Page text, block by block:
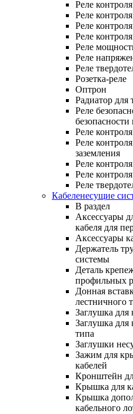
Реле
Реле
Реле
Реле
Реле
Реле
Реле
Розетка-реле
Оптрон
Радиатор для
Реле
безопасности
Реле
Реле
заземления
Реле
Реле
Реле
Кабеленесущие
В раздел
Аксессуары
кабеля для
Аксессуары
Держатель
системы
Деталь
профильных
Донная
лестничного
Заглушка для
Заглушка для
типа
Заглушки
Зажим для
кабелей
Кронштейн
Крышка для
Крышка
кабельного